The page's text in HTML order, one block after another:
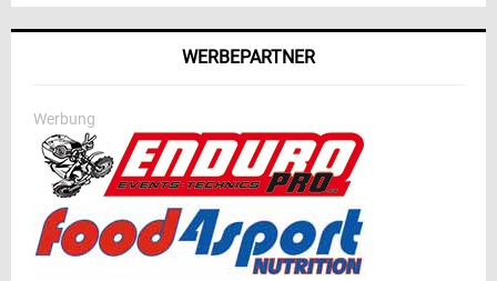
WERBEPARTNER
Werbung